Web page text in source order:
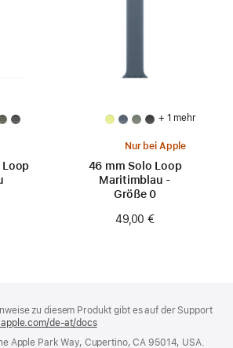
+ 1 mehr
Nur bei Apple
46 mm Solo Loop
Maritimblau -
Größe 0
49,00 €
zu diesem Produkt gibt es auf der Support
de-at/docs(öffnet
Apple Park Way, Cupertino, CA 95014, USA.